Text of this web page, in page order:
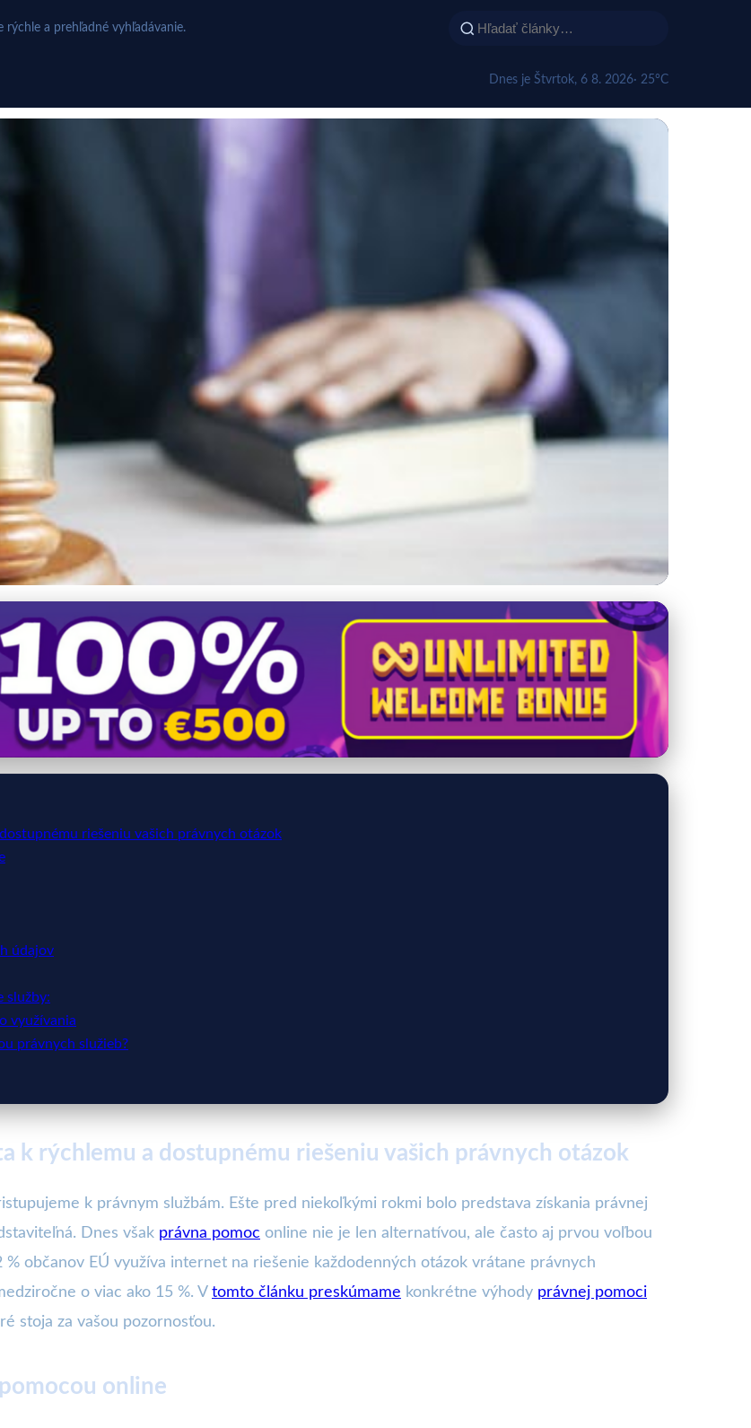
a prehľadné vyhľadávanie.
Dnes je Štvrtok, 6 8. 2026· 25°C
a cenovo výhodné riešenie právnych
riešeniu vašich právnych otázok
údajov
služby:
využívania
právnych služieb?
k rýchlemu a dostupnému riešeniu vašich právnych otázok
k právnym službám. Ešte pred niekoľkými rokmi bolo predstava získania právnej
Dnes však právna pomoc online nie je len alternatívou, ale často aj prvou voľbou
občanov EÚ využíva internet na riešenie každodenných otázok vrátane právnych
o viac ako 15 %. V tomto článku preskúmame konkrétne výhody právnej pomoci
stoja za vašou pozornosťou.
online